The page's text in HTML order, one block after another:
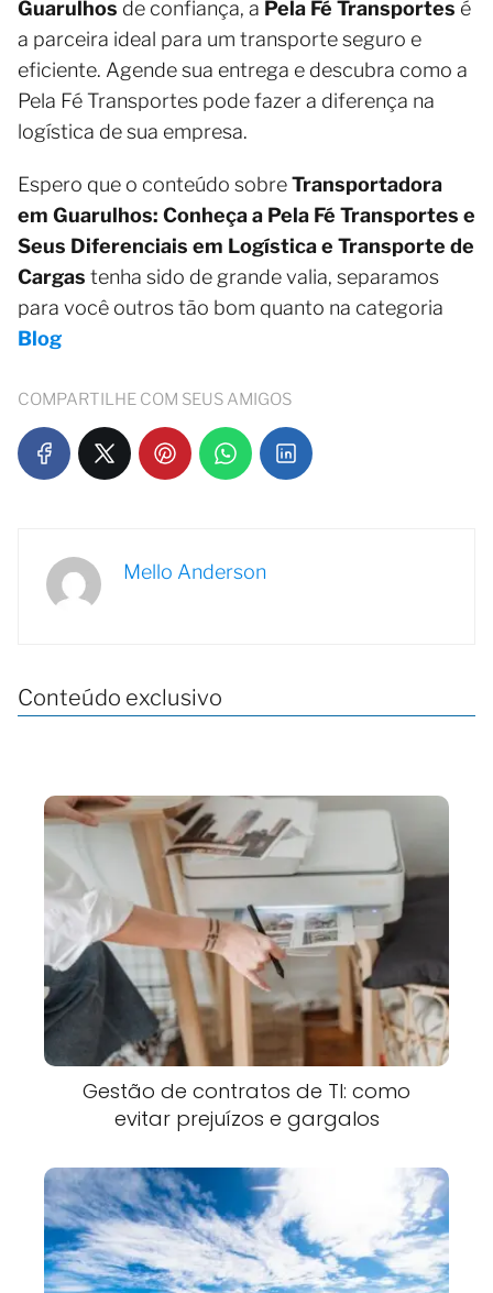
Guarulhos de confiança, a Pela Fé Transportes é
a parceira ideal para um transporte seguro e
eficiente. Agende sua entrega e descubra como a
Pela Fé Transportes pode fazer a diferença na
logística de sua empresa.
Espero que o conteúdo sobreTransportadora
em Guarulhos: Conheça a Pela Fé Transportes e
Seus Diferenciais em Logística e Transporte de
Cargas tenha sido de grande valia, separamos
para você outros tão bom quanto na categoria
Blog
COMPARTILHE COM SEUS AMIGOS
Mello Anderson
Conteúdo exclusivo
Gestão de contratos de TI: como
evitar prejuízos e gargalos